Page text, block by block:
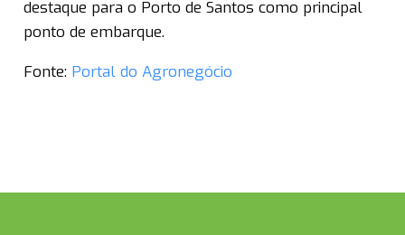
destaque para o Porto de Santos como principal
ponto de embarque.
Fonte: Portal do Agronegócio